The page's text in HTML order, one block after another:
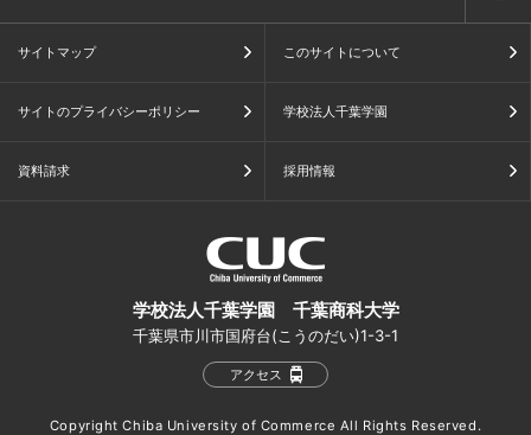
サイトマップ このサイトについて
サイトのプライバシーポリシー 学校法人千葉学園
資料請求 採用情報
学校法人千葉学園 千葉商科大学
千葉県市川市国府台(こうのだい)1-3-1
アクセス
Copyright Chiba University of Commerce All Rights Reserved.